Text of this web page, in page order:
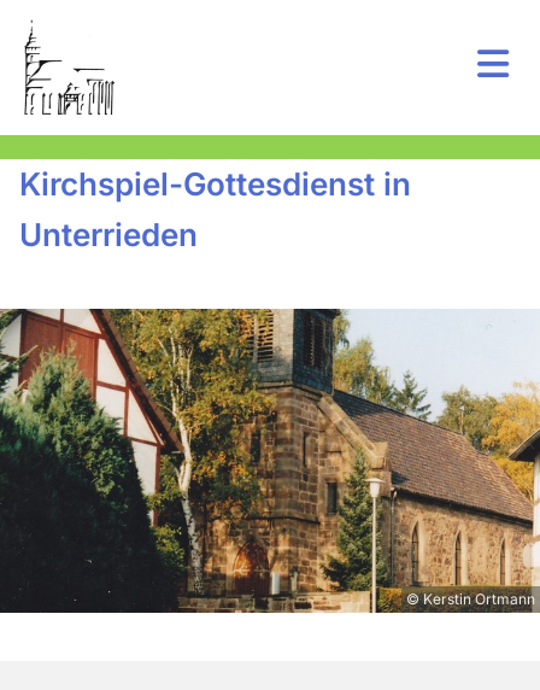
Kirchspiel-Gottesdienst in
Unterrieden
© Kerstin Ortmann